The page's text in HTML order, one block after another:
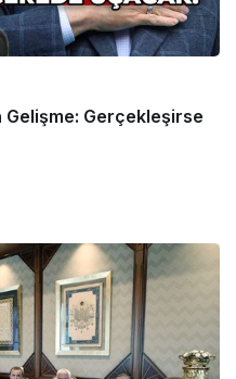
Gelişme: Gerçekleşirse